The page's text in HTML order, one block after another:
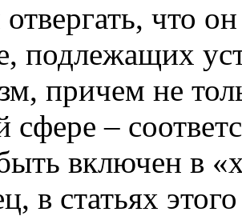
отвер­гать, что
подлежащих
причем не
сфере –
включен в
в статьях